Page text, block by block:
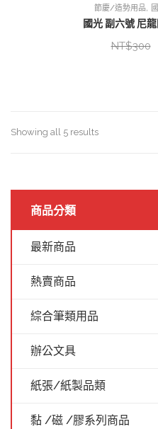
節慶/造勢用品
國光 副六號 尼
NT$300
Showing all 5 results
商品分類
最新商品
熱賣商品
綜合筆類用品
辦公文具
紙張/紙製品類
黏 /磁 /膠系列商品